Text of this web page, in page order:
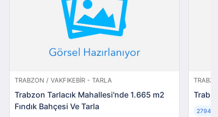
TRABZON / VAKFIKEBIR - TARLA
Trabzon Tarlacık Mahallesi'nde 1.665 m2
Fındık Bahçesi Ve Tarla
2794m